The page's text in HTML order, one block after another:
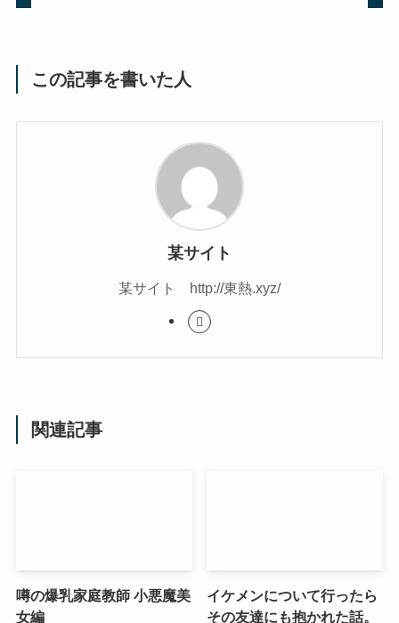
この記事を書いた人
某サイト
某サイト http://東熱.xyz/
関連記事
噂の爆乳家庭教師 小悪魔美
女編
イケメンについて行ったら
その友達にも抱かれた話。